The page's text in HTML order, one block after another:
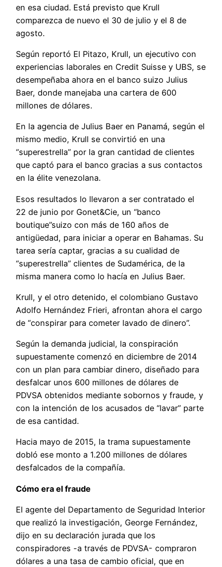
en esa ciudad. Está previsto que Krull
comparezca de nuevo el 30 de julio y el 8 de
agosto.
Según reportó El Pitazo, Krull, un ejecutivo con
experiencias laborales en Credit Suisse y UBS, se
desempeñaba ahora en el banco suizo Julius
Baer, donde manejaba una cartera de 600
millones de dólares.
En la agencia de Julius Baer en Panamá, según el
mismo medio, Krull se convirtió en una
“superestrella” por la gran cantidad de clientes
que captó para el banco gracias a sus contactos
en la élite venezolana.
Esos resultados lo llevaron a ser contratado el
22 de junio por Gonet&Cie, un “banco
boutique”suizo con más de 160 años de
antigüedad, para iniciar a operar en Bahamas. Su
tarea sería captar, gracias a su cualidad de
“superestrella” clientes de Sudamérica, de la
misma manera como lo hacía en Julius Baer.
Krull, y el otro detenido, el colombiano Gustavo
Adolfo Hernández Frieri, afrontan ahora el cargo
de “conspirar para cometer lavado de dinero”.
Según la demanda judicial, la conspiración
supuestamente comenzó en diciembre de 2014
con un plan para cambiar dinero, diseñado para
desfalcar unos 600 millones de dólares de
PDVSA obtenidos mediante sobornos y fraude, y
con la intención de los acusados de “lavar” parte
de esa cantidad.
Hacia mayo de 2015, la trama supuestamente
dobló ese monto a 1.200 millones de dólares
desfalcados de la compañía.
Cómo era el fraude
El agente del Departamento de Seguridad Interior
que realizó la investigación, George Fernández,
dijo en su declaración jurada que los
conspiradores -a través de PDVSA- compraron
dólares a una tasa de cambio oficial, que en